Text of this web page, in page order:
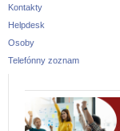
Kontakty
Helpdesk
Osoby
Telefónny zoznam